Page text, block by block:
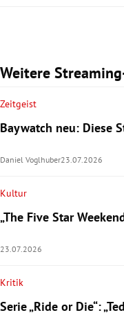
Weitere
Zeitgeist
Baywatch neu: Diese
Daniel Voglhuber23.07.2026
Kultur
„The Five Star
23.07.2026
Kritik
Serie „Ride or Die“: